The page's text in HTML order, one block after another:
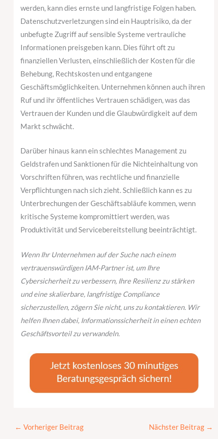
werden, kann dies ernste und langfristige Folgen haben.
Datenschutzverletzungen sind ein Hauptrisiko, da der
unbefugte Zugriff auf sensible Systeme vertrauliche
Informationen preisgeben kann. Dies führt oft zu
finanziellen Verlusten, einschließlich der Kosten für die
Behebung, Rechtskosten und entgangene
Geschäftsmöglichkeiten. Unternehmen können auch ihren
Ruf und ihr öffentliches Vertrauen schädigen, was das
Vertrauen der Kunden und die Glaubwürdigkeit auf dem
Markt schwächt.
Darüber hinaus kann ein schlechtes Management zu
Geldstrafen und Sanktionen für die Nichteinhaltung von
Vorschriften führen, was rechtliche und finanzielle
Verpflichtungen nach sich zieht. Schließlich kann es zu
Unterbrechungen der Geschäftsabläufe kommen, wenn
kritische Systeme kompromittiert werden, was
Produktivität und Servicebereitstellung beeinträchtigt.
Wenn Ihr Unternehmen auf der Suche nach einem
vertrauenswürdigen IAM-Partner ist, um Ihre
Cybersicherheit zu verbessern, Ihre Resilienz zu stärken
und eine skalierbare, langfristige Compliance
sicherzustellen, zögern Sie nicht, uns zu kontaktieren. Wir
helfen Ihnen dabei, Informationssicherheit in einen echten
Geschäftsvorteil zu verwandeln.
← Vorheriger Beitrag Nächster Beitrag →